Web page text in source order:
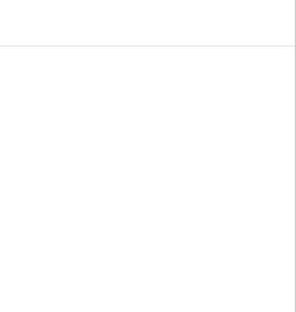
れにファミリーレストランがあります
池袋が近いので、買い物には便利で